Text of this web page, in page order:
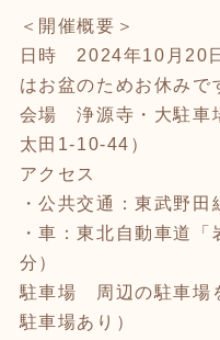
＜開催概要＞
日時 2024年10月20
はお盆のためお休みで
会場 浄源寺・大駐車
太田1-10-44）
アクセス
・公共交通：東武野
・車：東北自動車道
分）
駐車場 周辺の駐車場
駐車場あり）